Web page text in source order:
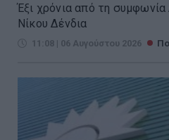
Έξι χρόνια από τη
Νίκου Δένδια
11:08 | 06 Αυγούστου 2026